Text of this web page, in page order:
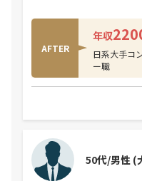
AFTER
年収
日系大手コ
ー職
50代/男性 (